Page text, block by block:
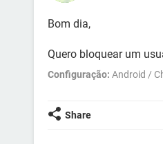
Bom dia,
Quero bloquear um
Configuração: Android /
Share